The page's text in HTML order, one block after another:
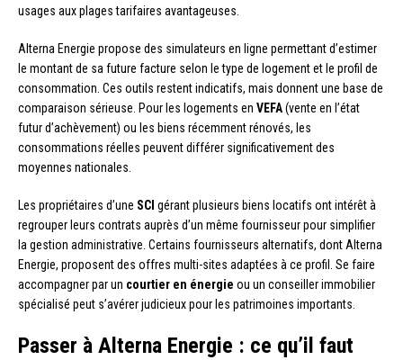
usages aux plages tarifaires avantageuses.
Alterna Energie propose des simulateurs en ligne permettant d’estimer
le montant de sa future facture selon le type de logement et le profil de
consommation. Ces outils restent indicatifs, mais donnent une base de
comparaison sérieuse. Pour les logements en VEFA(vente en l’état
futur d’achèvement) ou les biens récemment rénovés, les
consommations réelles peuvent différer significativement des
moyennes nationales.
Les propriétaires d’une SCI gérant plusieurs biens locatifs ont intérêt à
regrouper leurs contrats auprès d’un même fournisseur pour simplifier
la gestion administrative. Certains fournisseurs alternatifs, dont Alterna
Energie, proposent des offres multi-sites adaptées à ce profil. Se faire
accompagner par un courtier en énergie ou un conseiller immobilier
spécialisé peut s’avérer judicieux pour les patrimoines importants.
Passer à Alterna Energie : ce qu’il faut